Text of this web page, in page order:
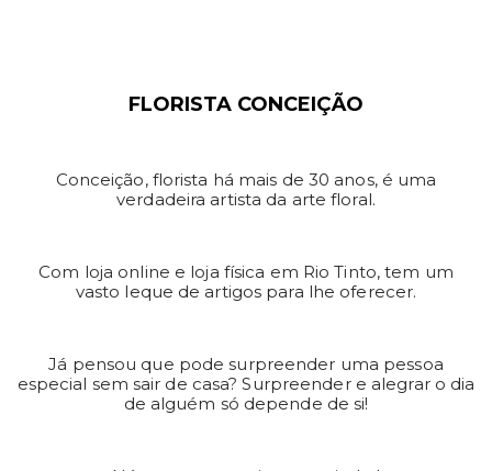
FLORISTA CONCEIÇÃO
Conceição, florista há mais de 30 anos, é uma
verdadeira artista da arte floral.
Com loja online e loja física em Rio Tinto, tem um
vasto leque de artigos para lhe oferecer.
Já pensou que pode surpreender uma pessoa
especial sem sair de casa? Surpreender e alegrar o dia
de alguém só depende de si!